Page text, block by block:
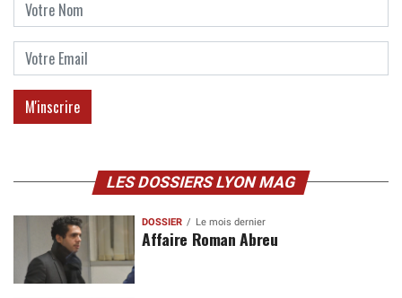
LES DOSSIERS LYON MAG
DOSSIER Le mois dernier
Affaire Roman Abreu